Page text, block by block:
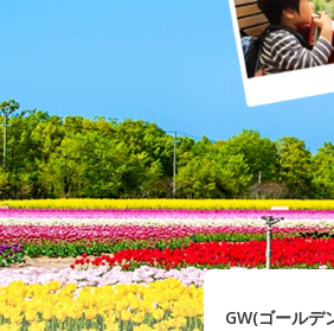
GW(ゴールデ